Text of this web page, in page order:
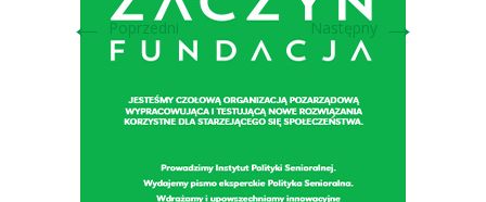
← Poprzedni Następny →